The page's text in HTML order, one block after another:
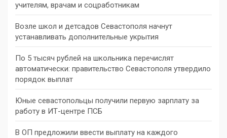
учителям, врачам и соцработникам
Возле школ и детсадов Севастополя начнут
устанавливать дополнительные укрытия
По 5 тысяч рублей на школьника перечислят
автоматически: правительство Севастополя утвердило
порядок выплат
Юные севастопольцы получили первую зарплату за
работу в ИТ-центре ПСБ
В ОП предложили ввести выплату на каждого